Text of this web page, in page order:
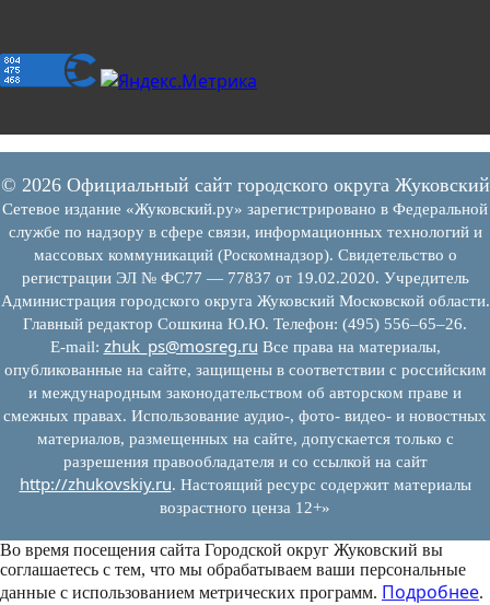
© 2026 Официальный сайт городского округа Жуковский
Сетевое издание «Жуковский.ру» зарегистрировано в Федеральной
службе по надзору в сфере связи, информационных технологий и
массовых коммуникаций (Роскомнадзор). Свидетельство о
регистрации ЭЛ № ФС77 — 77837 от 19.02.2020. Учредитель
Администрация городского округа Жуковский Московской области.
Главный редактор Сошкина Ю.Ю. Телефон: (495) 556–65–26.
E‑mail: zhuk_ps@mosreg.ru Все права на материалы,
опубликованные на сайте, защищены в соответствии с российским
и международным законодательством об авторском праве и
смежных правах. Использование аудио-, фото- видео- и новостных
материалов, размещенных на сайте, допускается только с
разрешения правообладателя и со ссылкой на сайт
http://zhukovskiy.ru. Настоящий ресурс содержит материалы
возрастного ценза 12+»
Во время посещения сайта Городской округ Жуковский вы
соглашаетесь с тем, что мы обрабатываем ваши персональные
данные с использованием метрических программ. Подробнее.